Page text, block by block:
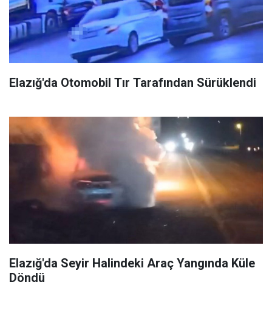
Elazığ'da Otomobil Tır Tarafından Sürüklendi
Elazığ'da Seyir Halindeki Araç Yangında Küle
Döndü